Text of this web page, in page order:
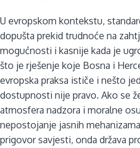
U evropskom kontekstu,
dopušta prekid trudnoće na
mogućnosti i kasnije kada je
što je rješenje koje Bosna i
evropska praksa ističe i nešto
dostupnosti nije pravo. Ako se
atmosfera nadzora i moralne
nepostojanje jasnih
prigovor savjesti, onda država